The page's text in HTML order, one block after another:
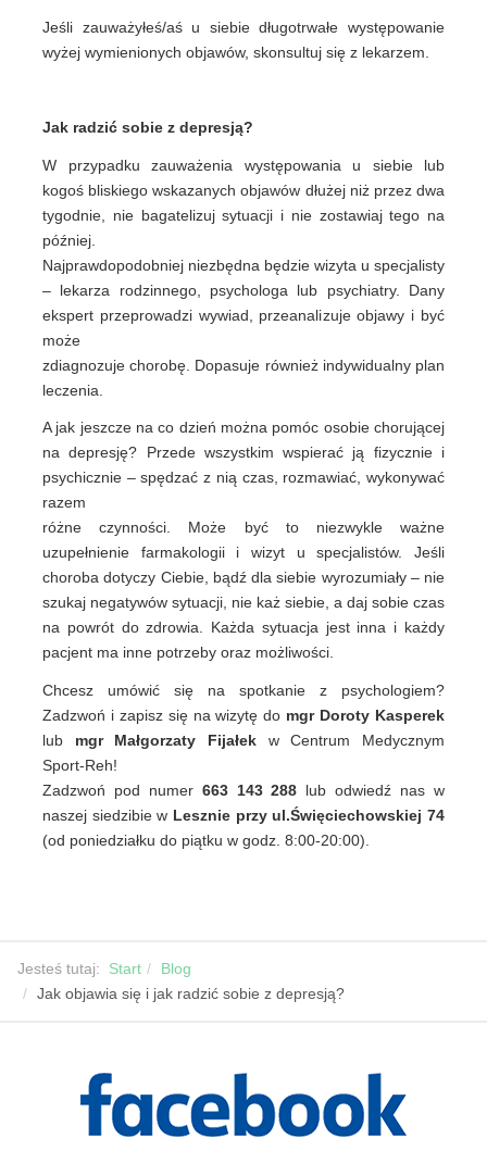
Jeśli zauważyłeś/aś u siebie długotrwałe występowanie
wyżej wymienionych objawów, skonsultuj się z lekarzem.
Jak radzić sobie z depresją?
W przypadku zauważenia występowania u siebie lub
kogoś bliskiego wskazanych objawów dłużej niż przez dwa
tygodnie, nie bagatelizuj sytuacji i nie zostawiaj tego na
później.
Najprawdopodobniej niezbędna będzie wizyta u specjalisty
– lekarza rodzinnego, psychologa lub psychiatry. Dany
ekspert przeprowadzi wywiad, przeanalizuje objawy i być
może
zdiagnozuje chorobę. Dopasuje również indywidualny plan
leczenia.
A jak jeszcze na co dzień można pomóc osobie chorującej
na depresję? Przede wszystkim wspierać ją fizycznie i
psychicznie – spędzać z nią czas, rozmawiać, wykonywać
razem
różne czynności. Może być to niezwykle ważne
uzupełnienie farmakologii i wizyt u specjalistów. Jeśli
choroba dotyczy Ciebie, bądź dla siebie wyrozumiały – nie
szukaj negatywów sytuacji, nie każ siebie, a daj sobie czas
na powrót do zdrowia. Każda sytuacja jest inna i każdy
pacjent ma inne potrzeby oraz możliwości.
Chcesz umówić się na spotkanie z psychologiem?
Zadzwoń i zapisz się na wizytę do mgr Doroty Kasperek
lub mgr Małgorzaty Fijałek w Centrum Medycznym
Sport-Reh!
Zadzwoń pod numer 663 143 288 lub odwiedź nas w
naszej siedzibie w Lesznie przy ul.Święciechowskiej 74
(od poniedziałku do piątku w godz. 8:00-20:00).
Jesteś tutaj: Start
Blog
Jak objawia się i jak radzić sobie z depresją?